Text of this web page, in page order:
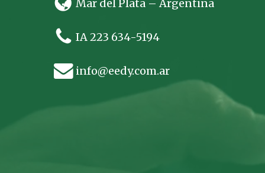
Mar del Plata – Argentina
IA 223 634-5194
info@eedy.com.ar